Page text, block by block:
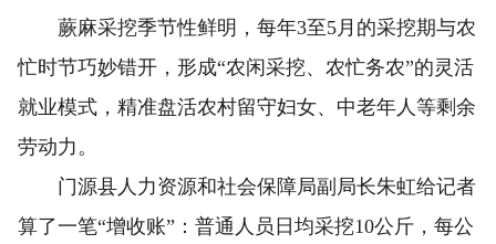
蕨麻采挖季节性鲜明，每年3至5月的采挖期与农
忙时节巧妙错开，形成“农闲采挖、农忙务农”的灵活
就业模式，精准盘活农村留守妇女、中老年人等剩余
劳动力。
门源县人力资源和社会保障局副局长朱虹给记者
算了一笔“增收账”：普通人员日均采挖10公斤，每公